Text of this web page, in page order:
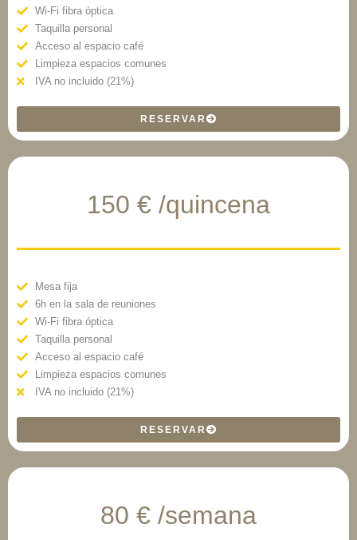
Wi-Fi fibra óptica
Taquilla personal
Acceso al espacio café
Limpieza espacios comunes
IVA no incluido (21%)
RESERVAR
150 € /quincena
Mesa fija
6h en la sala de reuniones
Wi-Fi fibra óptica
Taquilla personal
Acceso al espacio café
Limpieza espacios comunes
IVA no incluido (21%)
RESERVAR
80 € /semana